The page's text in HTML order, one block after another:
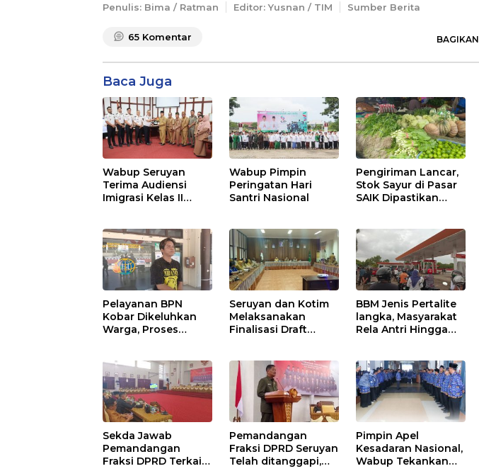
Penulis: Bima / Ratman Editor: Yusnan / TIM Sumber Berita
65 Komentar BAGIKAN
Baca Juga
Wabup Seruyan
Terima Audiensi
Imigrasi Kelas II
Wabup Pimpin
Peringatan Hari
Santri Nasional
Pengiriman Lancar,
Stok Sayur di Pasar
SAIK Dipastikan
Pelayanan BPN
Kobar Dikeluhkan
Warga, Proses
Kunjung Selesai
Seruyan dan Kotim
Melaksanakan
Finalisasi Draft
BBM Jenis Pertalite
langka, Masyarakat
Rela Antri Hingga
Sekda Jawab
Pemandangan
Fraksi DPRD Terkait
Pemandangan
Fraksi DPRD Seruyan
Telah ditanggapi,
Pimpin Apel
Kesadaran Nasional,
Wabup Tekankan